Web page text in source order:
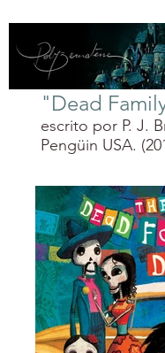
"Dead
escrito por P. J.
Pengüin USA.